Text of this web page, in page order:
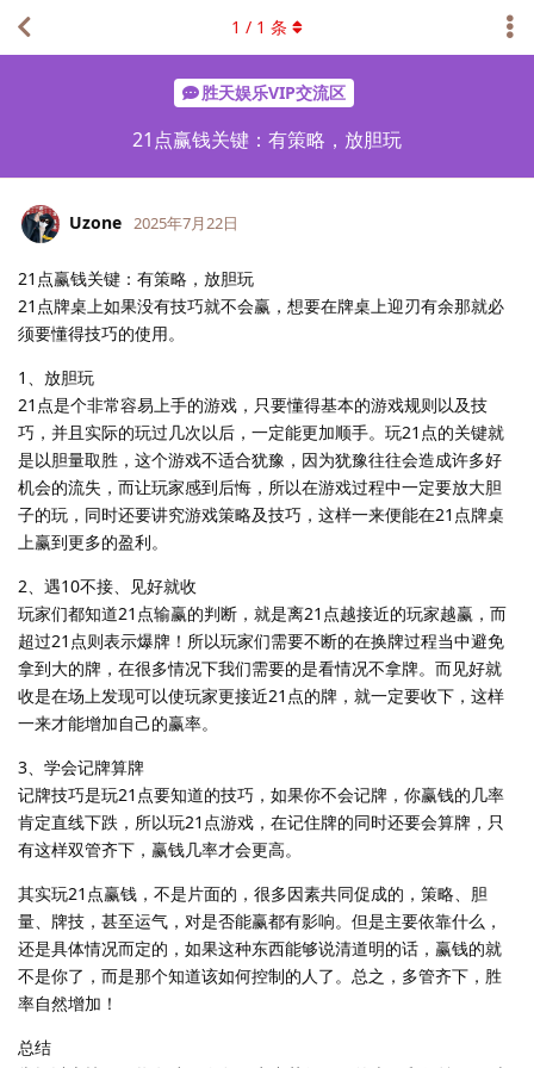
胜天娱乐VIP交流区
21点赢钱关键：有策略，放胆玩
1 / 1 条
Uzone 2025年7月22日
21点赢钱关键：有策略，放胆玩
21点牌桌上如果没有技巧就不会赢，想要在牌桌上迎刃有余那就必
须要懂得技巧的使用。
1、放胆玩
21点是个非常容易上手的游戏，只要懂得基本的游戏规则以及技
巧，并且实际的玩过几次以后，一定能更加顺手。玩21点的关键就
是以胆量取胜，这个游戏不适合犹豫，因为犹豫往往会造成许多好
机会的流失，而让玩家感到后悔，所以在游戏过程中一定要放大胆
子的玩，同时还要讲究游戏策略及技巧，这样一来便能在21点牌桌
上赢到更多的盈利。
2、遇10不接、见好就收
玩家们都知道21点输赢的判断，就是离21点越接近的玩家越赢，而
超过21点则表示爆牌！所以玩家们需要不断的在换牌过程当中避免
拿到大的牌，在很多情况下我们需要的是看情况不拿牌。而见好就
收是在场上发现可以使玩家更接近21点的牌，就一定要收下，这样
一来才能增加自己的赢率。
3、学会记牌算牌
记牌技巧是玩21点要知道的技巧，如果你不会记牌，你赢钱的几率
肯定直线下跌，所以玩21点游戏，在记住牌的同时还要会算牌，只
有这样双管齐下，赢钱几率才会更高。
其实玩21点赢钱，不是片面的，很多因素共同促成的，策略、胆
量、牌技，甚至运气，对是否能赢都有影响。但是主要依靠什么，
还是具体情况而定的，如果这种东西能够说清道明的话，赢钱的就
不是你了，而是那个知道该如何控制的人了。总之，多管齐下，胜
率自然增加！
总结